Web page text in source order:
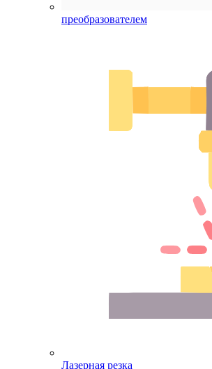
преобразователем
Лазерная резка